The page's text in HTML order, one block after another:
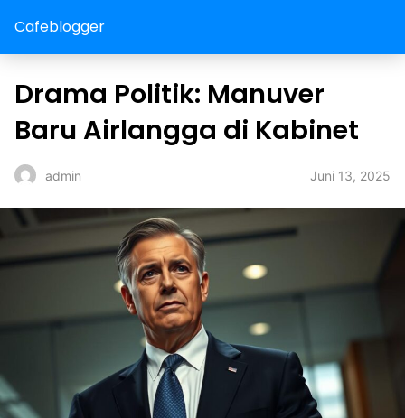
Cafeblogger
Drama Politik: Manuver
Baru Airlangga di Kabinet
admin Juni 13, 2025